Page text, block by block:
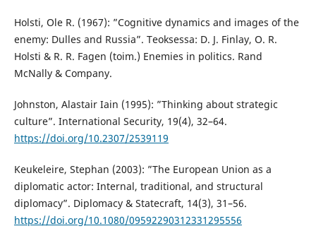
Holsti, Ole R. (1967): ”Cognitive dynamics and images of the
enemy: Dulles and Russia”. Teoksessa: D. J. Finlay, O. R.
Holsti & R. R. Fagen (toim.) Enemies in politics. Rand
McNally & Company.
Johnston, Alastair Iain (1995): ”Thinking about strategic
culture”. International Security, 19(4), 32–64.
https://doi.org/10.2307/2539119
Keukeleire, Stephan (2003): ”The European Union as a
diplomatic actor: Internal, traditional, and structural
diplomacy”. Diplomacy & Statecraft, 14(3), 31–56.
https://doi.org/10.1080/09592290312331295556